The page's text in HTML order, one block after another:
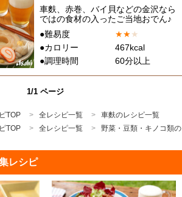
車麩、赤巻、バイ貝などの金沢なら
ではの食材の入ったご当地おでん♪
●難易度
★★★
●カロリー
467kcal
●調理時間
60分以上
1/1 ページ
TOP 全レシピ一覧
車麩のレシピ一覧
TOP
全レシピ一覧 野菜・豆類・キノコ類
レシピ